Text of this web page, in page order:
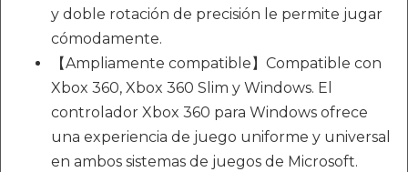
y doble rotación de precisión le permite jugar
cómodamente.
【Ampliamente compatible】Compatible con
Xbox 360, Xbox 360 Slim y Windows. El
controlador Xbox 360 para Windows ofrece
una experiencia de juego uniforme y universal
en ambos sistemas de juegos de Microsoft.